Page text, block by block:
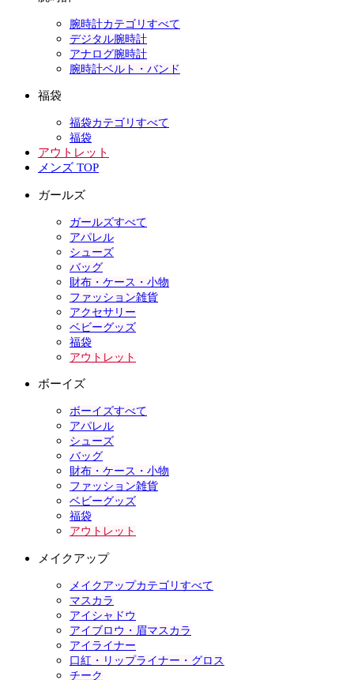
腕時計カテゴリすべて
デジタル腕時計
アナログ腕時計
腕時計ベルト・バンド
福袋
福袋カテゴリすべて
福袋
アウトレット
メンズ TOP
ガールズ
ガールズすべて
アパレル
シューズ
バッグ
財布・ケース・小物
ファッション雑貨
アクセサリー
ベビーグッズ
福袋
アウトレット
ボーイズ
ボーイズすべて
アパレル
シューズ
バッグ
財布・ケース・小物
ファッション雑貨
ベビーグッズ
福袋
アウトレット
メイクアップ
メイクアップカテゴリすべて
マスカラ
アイシャドウ
アイブロウ・眉マスカラ
アイライナー
口紅・リップライナー・グロス
チーク